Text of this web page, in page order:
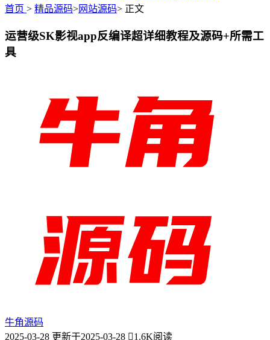
首页 > 精品源码>网站源码> 正文
运营级SK影视app反编译超详细教程及源码+所需工
具
牛角源码
2025-03-28 更新于2025-03-28 1.6K阅读